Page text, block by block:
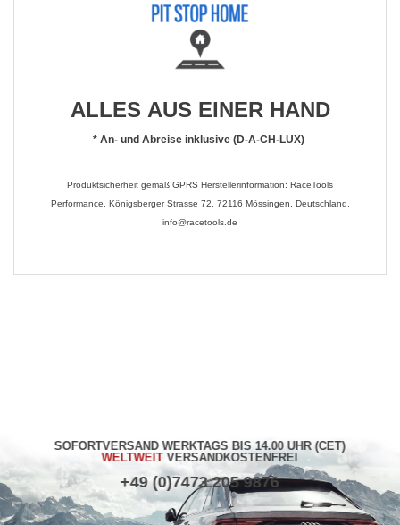
ALLES AUS EINER HAND
* An- und Abreise inklusive (D-A-CH-LUX)
Produktsicherheit gemäß GPRS Herstellerinformation: RaceTools
Performance, Königsberger Strasse 72, 72116 Mössingen, Deutschland,
info@racetools.de
SOFORTVERSAND WERKTAGS BIS 14.00 UHR (CET)
WELTWEITVERSANDKOSTENFREI
+49 (0)7473 205 9876